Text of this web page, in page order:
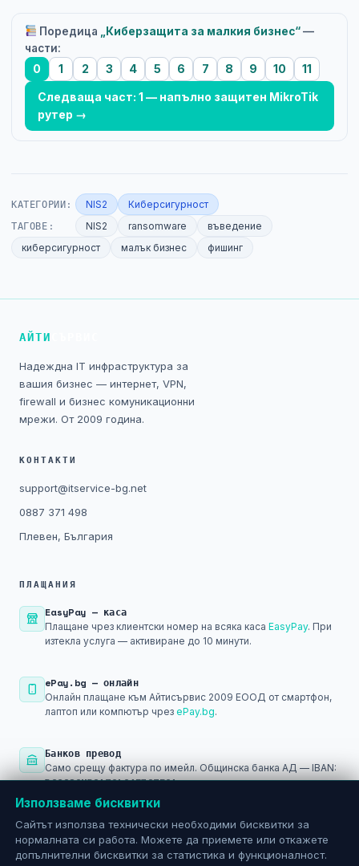
Използваме бисквитки
Сайтът използва технически необходими бисквитки за
нормалната си работа. Можете да приемете или откажете
допълнителни бисквитки за статистика и функционалност.
Поредица „Киберзащита за малкия бизнес“—
части:
0 1 2 3 4 5 6 7 8 9 10 11
Следваща част: 1 — напълно защитен MikroTik
рутер →
КАТЕГОРИИ: NIS2 Киберсигурност
ТАГОВЕ: NIS2 ransomware
въведение
киберсигурност
малък бизнес фишинг
АЙТИ
Надеждна IT инфраструктура за
вашия бизнес — интернет, VPN,
firewall и бизнес комуникационни
мрежи. От 2009 година.
КОНТАКТИ
support@itservice-bg.net
0887 371 498
Плевен, България
ПЛАЩАНИЯ
EasyPay — каса
Плащане чрез клиентски номер на всяка каса EasyPay. При
изтекла услуга — активиране до 10 минути.
ePay.bg — онлайн
Онлайн плащане към Айтисървис 2009 ЕООД от смартфон,
лаптоп или компютър чрез ePay.bg.
Банков превод
Само срещу фактура по имейл. Общинска банка АД — IBAN:
BG29SOMB91301045793501
PayPal
Плащане след регистрация вPayPal— за международни и
онлайн разплащания.